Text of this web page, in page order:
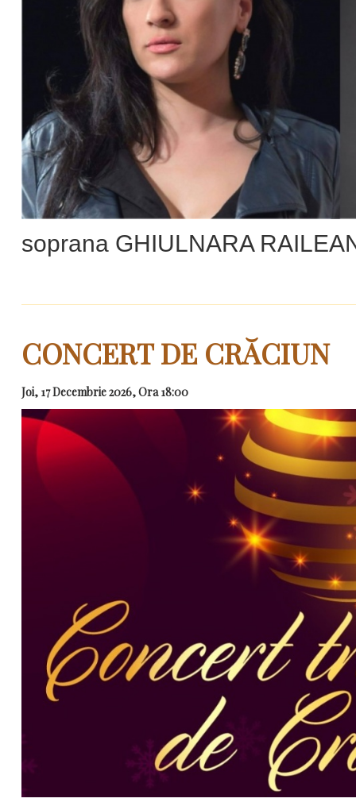
soprana GHIULNARA
CONCERT DE CRĂCIUN
Joi, 17 Decembrie 2026, Ora 18:00